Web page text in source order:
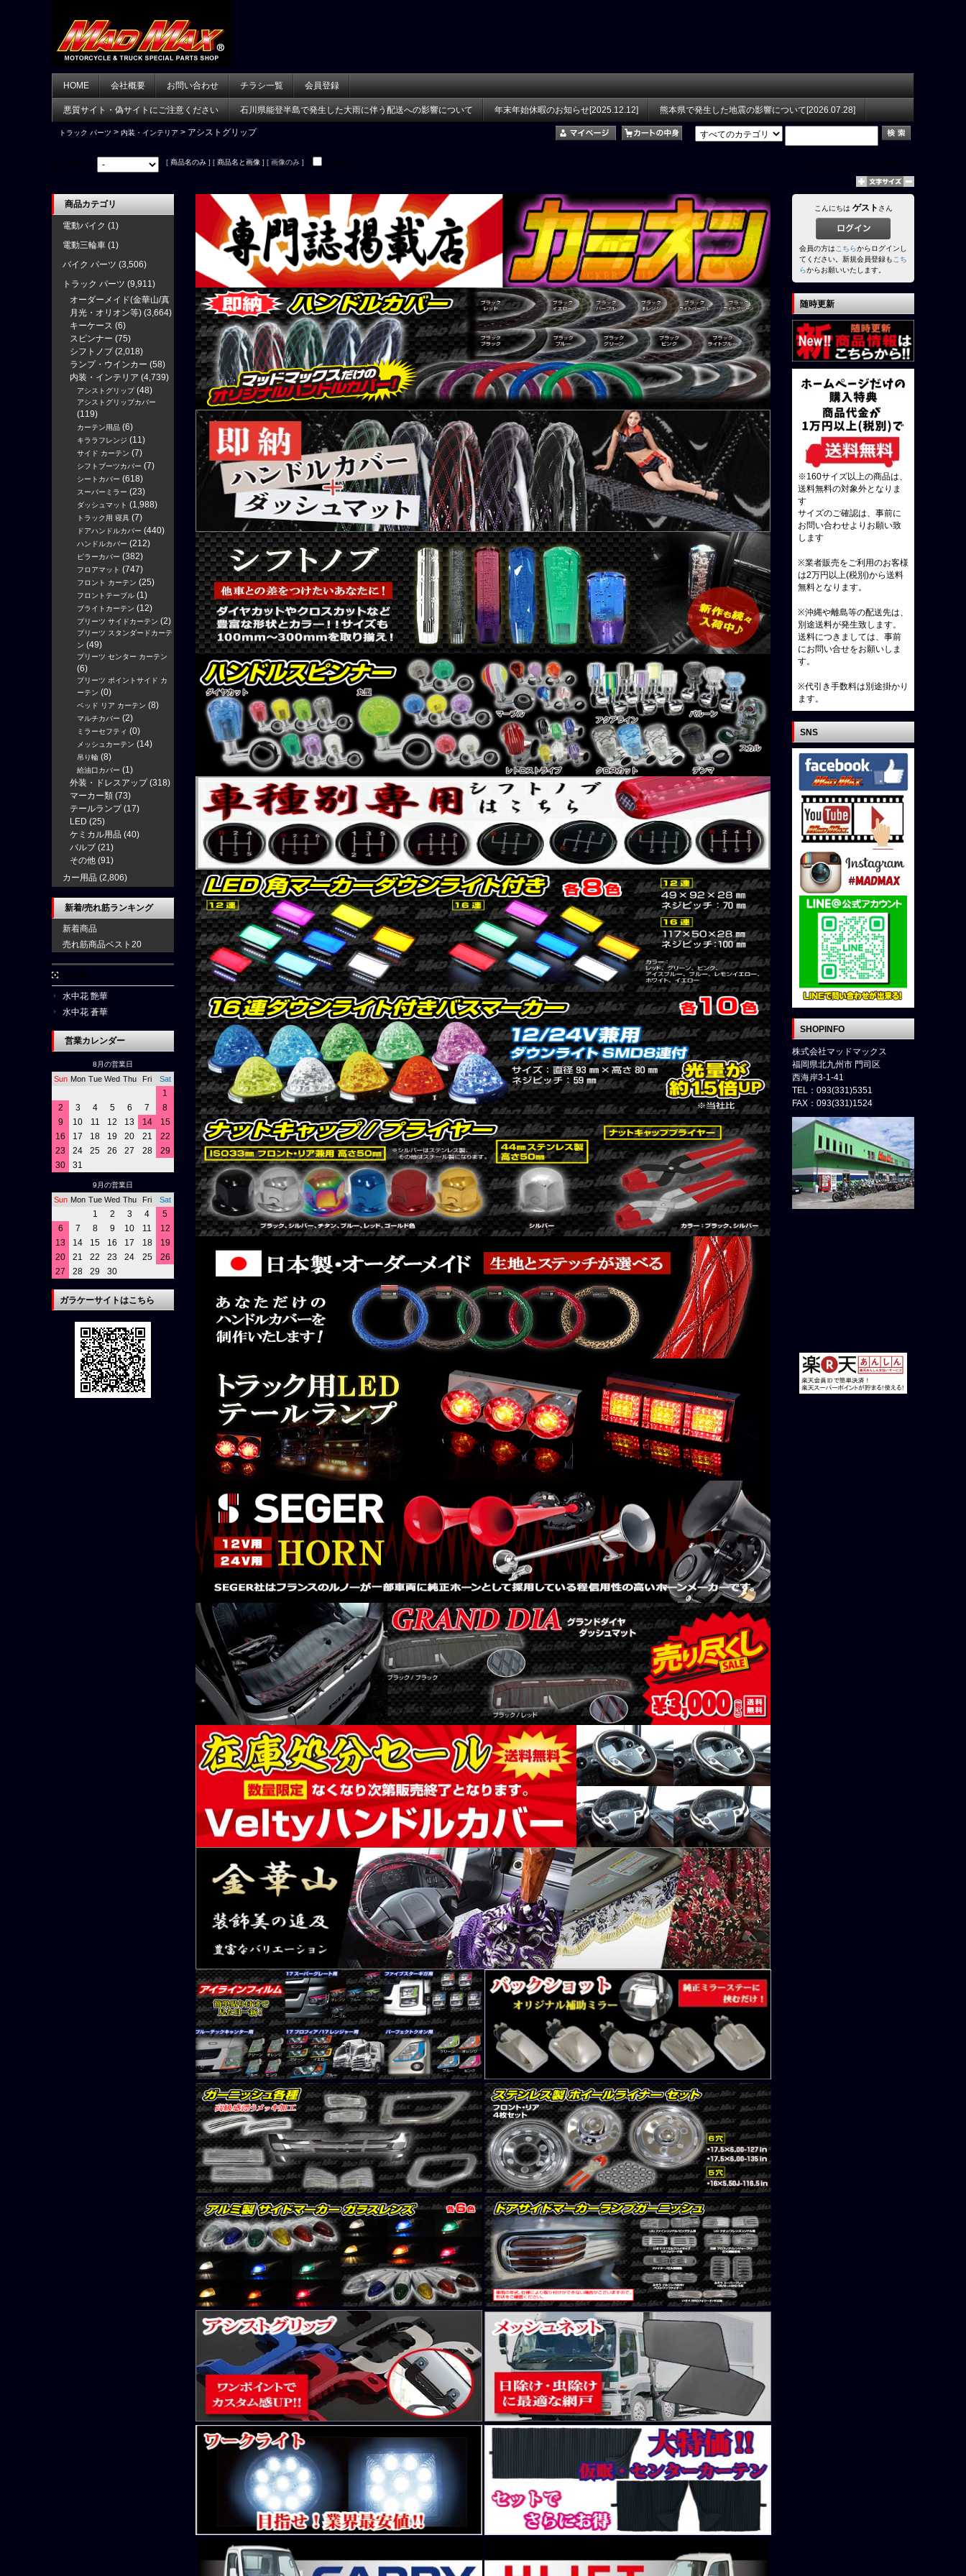
HOME 会社概要 お問い合わせ チラシ一覧 会員登録
悪質サイト・偽サイトにご注意ください 石川県能登半島で発生した大雨に伴う配送への影響について 年末年始休暇のお知らせ[2025.12.12] 熊本県で発生した地震の影響について[2026.07.28]
トラック パーツ > 内装・インテリア > アシストグリップ
[ 商品名のみ ] [ 商品名と画像 ] [ 画像のみ ]
商品カテゴリ
電動バイク (1)
電動三輪車 (1)
バイク パーツ (3,506)
トラック パーツ (9,911)
オーダーメイド(金華山/真
月光・オリオン等) (3,664)
キーケース (6)
スピンナー (75)
シフトノブ (2,018)
ランプ・ウインカー (58)
内装・インテリア (4,739)
アシストグリップ(48)
アシストグリップカバー
(119)
カーテン用品 (6)
キララフレンジ (11)
サイド カーテン (7)
シフトブーツカバー (7)
シートカバー (618)
スーパーミラー (23)
ダッシュマット (1,988)
トラック用 寝具 (7)
ドアハンドルカバー (440)
ハンドルカバー (212)
ピラーカバー (382)
フロアマット (747)
フロント カーテン (25)
フロントテーブル (1)
ブライトカーテン (12)
プリーツ サイドカーテン (2)
プリーツ スタンダードカーテ
ン (49)
プリーツ センター カーテン
(6)
プリーツ ポイントサイド カ
ーテン (0)
ベッド リア カーテン (8)
マルチカバー (2)
ミラーセフティ (0)
メッシュカーテン (14)
吊り輪 (8)
給油口カバー (1)
外装・ドレスアップ (318)
マーカー類 (73)
テールランプ (17)
LED (25)
ケミカル用品 (40)
バルブ (21)
その他 (91)
カー用品 (2,806)
新着/売れ筋ランキング
新着商品
売れ筋商品ベスト20
水中花 艶華
水中花 蒼華
営業カレンダー
8月の営業日
Sun Mon Tue Wed Thu Fri Sat
1
2
3 4 5 6 7
8
9
10 11 12 13 14
15
16
17 18 19 20 21
22
23
24 25 26 27 28
29
30
31
9月の営業日
Sun Mon Tue Wed Thu Fri Sat
1 2 3 4
5
6
7 8 9 10 11
12
13
14 15 16 17 18
19
20
21 22 23 24 25
26
27
28 29 30
ガラケーサイトはこちら
こんにちは ゲスト さん
会員の方はこちらからログインし
てください。新規会員登録もこち
らからお願いいたします。
随時更新
※160サイズ以上の商品は、
送料無料の対象外となりま
す
サイズのご確認は、事前に
お問い合わせよりお願い致
します
※業者販売をご利用のお客様
は2万円以上(税別)から送料
無料となります。
※沖縄や離島等の配送先は、
別途送料が発生致します。
送料につきましては、事前
にお問い合せをお願いしま
す。
※代引き手数料は別途掛かり
ます。
SNS
SHOPINFO
株式会社マッドマックス
福岡県北九州市 門司区
西海岸3-1-41
TEL：093(331)5351
FAX：093(331)1524